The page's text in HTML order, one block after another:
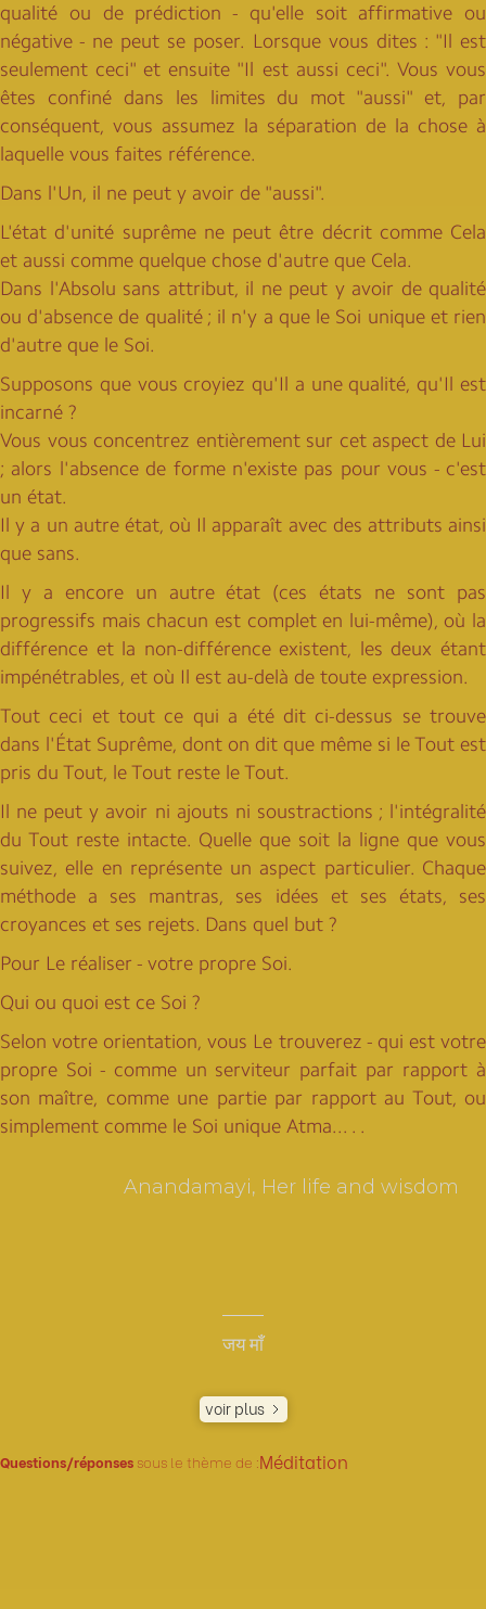
qualité ou de prédiction - qu'elle soit affirmative ou
négative - ne peut se poser. Lorsque vous dites : "Il est
seulement ceci" et ensuite "Il est aussi ceci". Vous vous
êtes confiné dans les limites du mot "aussi" et, par
conséquent, vous assumez la séparation de la chose à
laquelle vous faites référence.
Dans l'Un, il ne peut y avoir de "aussi".
L'état d'unité suprême ne peut être décrit comme Cela
et aussi comme quelque chose d'autre que Cela.
Dans l'Absolu sans attribut, il ne peut y avoir de qualité
ou d'absence de qualité ; il n'y a que le Soi unique et rien
d'autre que le Soi.
Supposons que vous croyiez qu'Il a une qualité, qu'Il est
incarné ?
Vous vous concentrez entièrement sur cet aspect de Lui
; alors l'absence de forme n'existe pas pour vous - c'est
un état.
Il y a un autre état, où Il apparaît avec des attributs ainsi
que sans.
Il y a encore un autre état (ces états ne sont pas
progressifs mais chacun est complet en lui-même), où la
différence et la non-différence existent, les deux étant
impénétrables, et où Il est au-delà de toute expression.
Tout ceci et tout ce qui a été dit ci-dessus se trouve
dans l'État Suprême, dont on dit que même si le Tout est
pris du Tout, le Tout reste le Tout.
Il ne peut y avoir ni ajouts ni soustractions ; l'intégralité
du Tout reste intacte. Quelle que soit la ligne que vous
suivez, elle en représente un aspect particulier. Chaque
méthode a ses mantras, ses idées et ses états, ses
croyances et ses rejets. Dans quel but ?
Pour Le réaliser - votre propre Soi.
Qui ou quoi est ce Soi ?
Selon votre orientation, vous Le trouverez - qui est votre
propre Soi - comme un serviteur parfait par rapport à
son maître, comme une partie par rapport au Tout, ou
simplement comme le Soi unique Atma... . .
Anandamayi, Her life and wisdom
जय माँ
voir plus
Questions/réponses sous le thème de :Méditation